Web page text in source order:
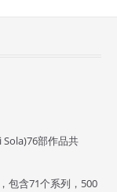
部作品共
包含71个系列，500